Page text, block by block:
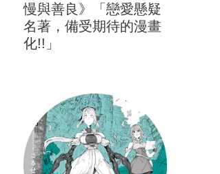
慢與善良》「戀愛懸疑
名著，備受期待的漫畫
化!!」